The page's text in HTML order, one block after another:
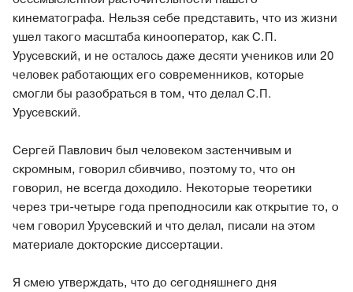
кинематографа. Нельзя себе представить, что из жизни
ушел такого масштаба кинооператор, как С.П.
Урусевский, и не осталось даже десяти учеников или 20
человек работающих его современников, которые
смогли бы разобраться в том, что делал С.П.
Урусевский.
Сергей Павлович был человеком застенчивым и
скромным, говорил сбивчиво, поэтому то, что он
говорил, не всегда доходило. Некоторые теоретики
через три-четыре года преподносили как открытие то, о
чем говорил Урусевский и что делал, писали на этом
материале докторские диссертации.
Я смею утверждать, что до сегодняшнего дня